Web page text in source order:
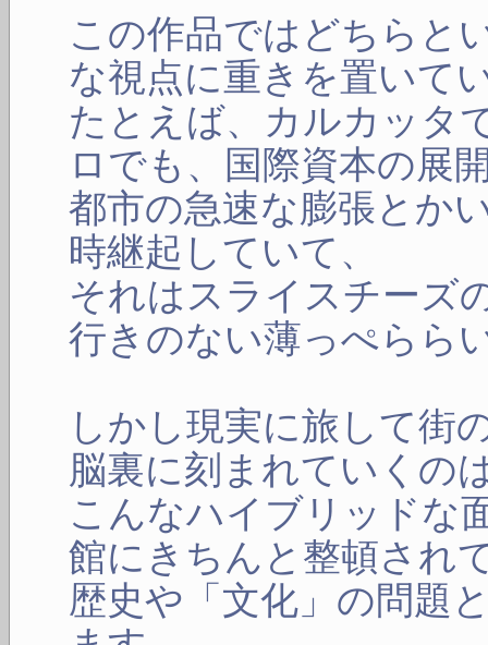
この作品ではどちらと
な視点に重きを置いて
たとえば、カルカッタ
ロでも、国際資本の展
都市の急速な膨張とか
時継起していて、
それはスライスチーズ
行きのない薄っぺらら
しかし現実に旅して街
脳裏に刻まれていくの
こんなハイブリッドな
館にきちんと整頓され
歴史や「文化」の問題